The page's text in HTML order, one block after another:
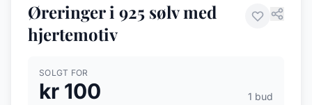
Øreringer i 925 sølv med
hjertemotiv
SOLGT FOR
kr 100 1 bud